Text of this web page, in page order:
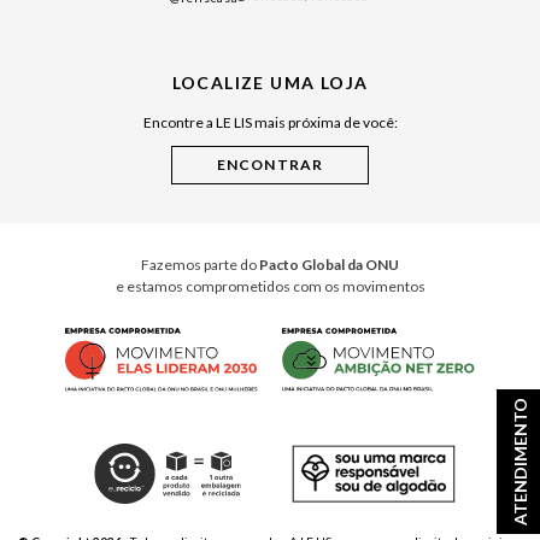
ATENDIMENTO
Cuidados Casa
LOCALIZE UMA LOJA
Encontre a LE LIS mais próxima de você:
Fazemos parte do Pacto Global da ONU
e estamos comprometidos com os movimentos